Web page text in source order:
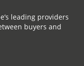
leading providers
buyers and